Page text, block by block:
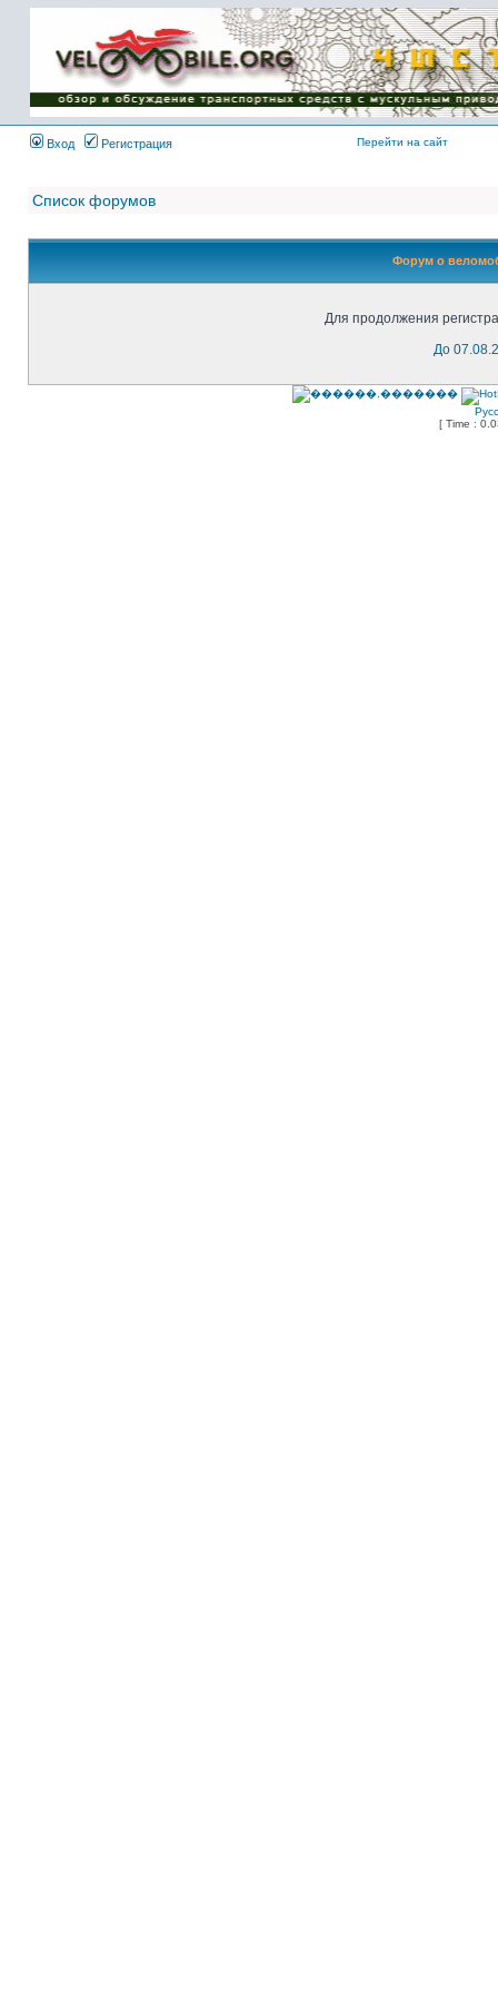
Имя пользователя:
Пароль:
{ LOG_ME_IN_SHORT
}
Вход
Регистрация Перейти на сайт
Список форумов
Форум о
Для продолжения
До
[ Time :